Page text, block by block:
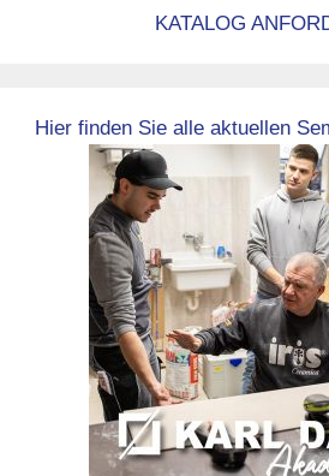
KATALOG
Hier finden Sie alle aktuellen